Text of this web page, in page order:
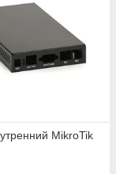
MikroTik